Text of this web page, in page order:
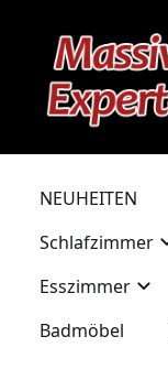
NEUHEITEN
Schlafzimmer
Esszimmer
Badmöbel